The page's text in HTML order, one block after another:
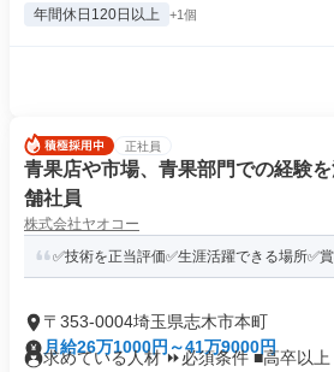
年間休日120日以上 +1個
正社員
青果店や市場、青果部門での経験
舗社員
株式会社ヤオコー
✅技術を正当評価✅生涯活躍できる場所✅
〒353-0004埼玉県志木市本町
月給26万1000円～41万9000円
求めている人材 ⏩必須条件 ■高卒以